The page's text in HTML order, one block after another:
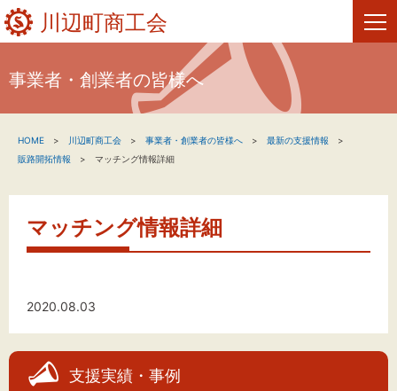
川辺町商工会
新着情報
関係機関の方へ
事業者・創業者の皆様へ
支援実績・事例
HOME 川辺町商工会 事業者・創業者の皆様へ
最新の支援情報
販路開拓情報
マッチング情報詳細
マッチング情報詳細
2020.08.03